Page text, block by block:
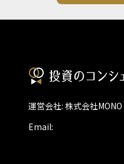
運営会社: 株式会社
Email: